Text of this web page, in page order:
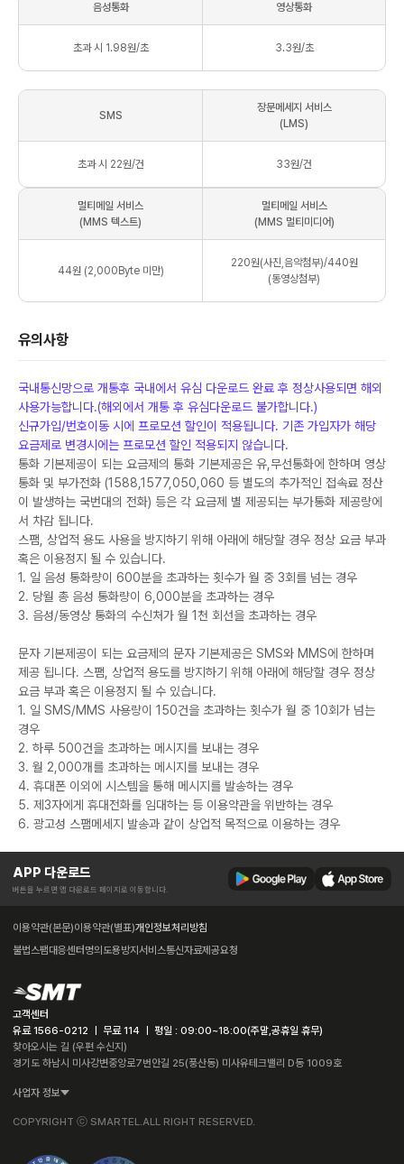
음성통화 영상통화
초과 시 1.98원/초 3.3원/초
SMS
장문메세지 서비스
(LMS)
초과 시 22원/건 33원/건
멀티메일 서비스
(MMS 텍스트)
멀티메일 서비스
(MMS 멀티미디어)
44원 (2,000Byte 미만)
220원(사진,음악첨부)/440원
(동영상첨부)
유의사항
국내통신망으로 개통후 국내에서 유심 다운로드 완료 후 정상사용되면 해외
사용가능합니다.(해외에서 개통 후 유심다운로드 불가합니다.)
신규가입/번호이동 시에 프로모션 할인이 적용됩니다. 기존 가입자가 해당
요금제로 변경시에는 프로모션 할인 적용되지 않습니다.
통화 기본제공이 되는 요금제의 통화 기본제공은 유,무선통화에 한하며 영상
통화 및 부가전화 (1588,1577,050,060 등 별도의 추가적인 접속료 정산
이 발생하는 국번대의 전화) 등은 각 요금제 별 제공되는 부가통화 제공량에
서 차감 됩니다.
스팸, 상업적 용도 사용을 방지하기 위해 아래에 해당할 경우 정상 요금 부과
혹은 이용정지 될 수 있습니다.
1. 일 음성 통화량이 600분을 초과하는 횟수가 월 중 3회를 넘는 경우
2. 당월 총 음성 통화량이 6,000분을 초과하는 경우
3. 음성/동영상 통화의 수신처가 월 1천 회선을 초과하는 경우
문자 기본제공이 되는 요금제의 문자 기본제공은 SMS와 MMS에 한하며
제공 됩니다. 스팸, 상업적 용도를 방지하기 위해 아래에 해당할 경우 정상
요금 부과 혹은 이용정지 될 수 있습니다.
1. 일 SMS/MMS 사용량이 150건을 초과하는 횟수가 월 중 10회가 넘는
경우
2. 하루 500건을 초과하는 메시지를 보내는 경우
3. 월 2,000개를 초과하는 메시지를 보내는 경우
4. 휴대폰 이외에 시스템을 통해 메시지를 발송하는 경우
5. 제3자에게 휴대전화를 임대하는 등 이용약관을 위반하는 경우
6. 광고성 스팸메세지 발송과 같이 상업적 목적으로 이용하는 경우
APP 다운로드
버튼을 누르면 앱 다운로드 페이지로 이동합니다.
이용약관(본문)이용약관(별표)개인정보처리방침
불법스팸대응센터 명의도용방지서비스통신자료제공요청
고객센터
유료 1566-0212 ㅣ 무료 114 ㅣ 평일 : 09:00~18:00(주말,공휴일 휴무)
찾아오시는 길 (우편 수신지)
경기도 하남시 미사강변중앙로7번안길 25(풍산동) 미사유테크밸리 D동 1009호
사업자 정보
COPYRIGHT ⓒ SMARTEL.ALL RIGHT RESERVED.